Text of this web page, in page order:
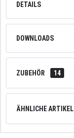
DETAILS
DOWNLOADS
ZUBEHÖR 14
ÄHNLICHE ARTIKEL